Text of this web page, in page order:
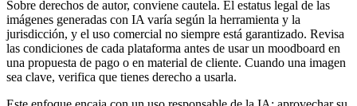
Sobre derechos de autor, conviene cautela. El estatus legal de las
imágenes generadas con IA varía según la herramienta y la
jurisdicción, y el uso comercial no siempre está garantizado. Revisa
las condiciones de cada plataforma antes de usar un moodboard en
una propuesta de pago o en material de cliente. Cuando una imagen
sea clave, verifica que tienes derecho a usarla.